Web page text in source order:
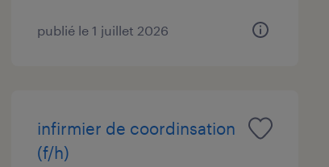
publié le 1 juillet 2026
infirmier de coordinsation
(f/h)